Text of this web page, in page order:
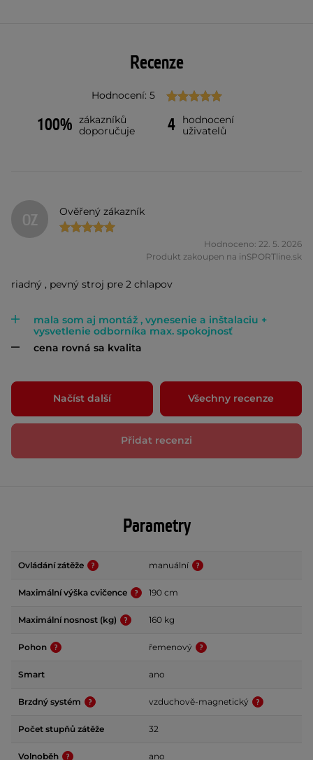
Recenze
Hodnocení: 5
100% zákazníků
doporučuje
4
hodnocení
uživatelů
OZ Ověřený zákazník
Hodnoceno: 22. 5. 2026
Produkt zakoupen na inSPORTline.sk
riadný , pevný stroj pre 2 chlapov
mala som aj montáž , vynesenie a inštalaciu +
vysvetlenie odborníka max. spokojnosť
cena rovná sa kvalita
Načíst další Všechny recenze
Přidat recenzi
Parametry
Ovládání zátěže manuální
Maximální výška cvičence 190 cm
Maximální nosnost (kg) 160 kg
Pohon řemenový
Smart ano
Brzdný systém vzduchově-magnetický
Počet stupňů zátěže 32
Volnoběh ano